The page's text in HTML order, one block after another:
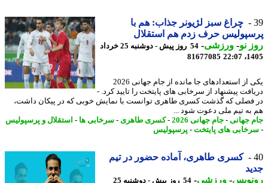
چراغ سبز لژیونر جذاب: هم با
حرف زدم هم استقلال
نو- ورزشی-
54 روز پیش - دوشنبه 25 خرداد
81677085
یکی از استعدادهای جا مانده از جام جهانی 2026
پیشنهاد از سرخابی های پایتخت را تایید کرد. -
که گذشت کسری طاهری توانست با نمایش خوبی که در پیکان داشت،
تیم ملی دعوت شود ...
جهانی-جام جهانی 2026 -کسری طاهری- سرخابی ها- استقلال و پرسپولیس
های پایتخت-پرسپولیس
کسری طاهری، آماده حضور در تیم
-ورزشی-
54 روز پیش - دوشنبه 25